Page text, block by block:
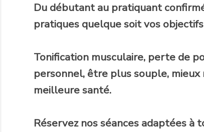
Du débutant au pratiquant
pratiques quelque soit vos
Tonification musculaire, perte de
personnel, être plus souple,
meilleure santé.
Réservez nos séances adaptées